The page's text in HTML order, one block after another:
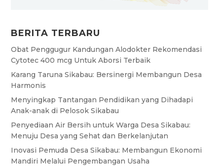
BERITA TERBARU
Obat Penggugur Kandungan Alodokter Rekomendasi
Cytotec 400 mcg Untuk Aborsi Terbaik
Karang Taruna Sikabau: Bersinergi Membangun Desa
Harmonis
Menyingkap Tantangan Pendidikan yang Dihadapi
Anak-anak di Pelosok Sikabau
Penyediaan Air Bersih untuk Warga Desa Sikabau:
Menuju Desa yang Sehat dan Berkelanjutan
Inovasi Pemuda Desa Sikabau: Membangun Ekonomi
Mandiri Melalui Pengembangan Usaha